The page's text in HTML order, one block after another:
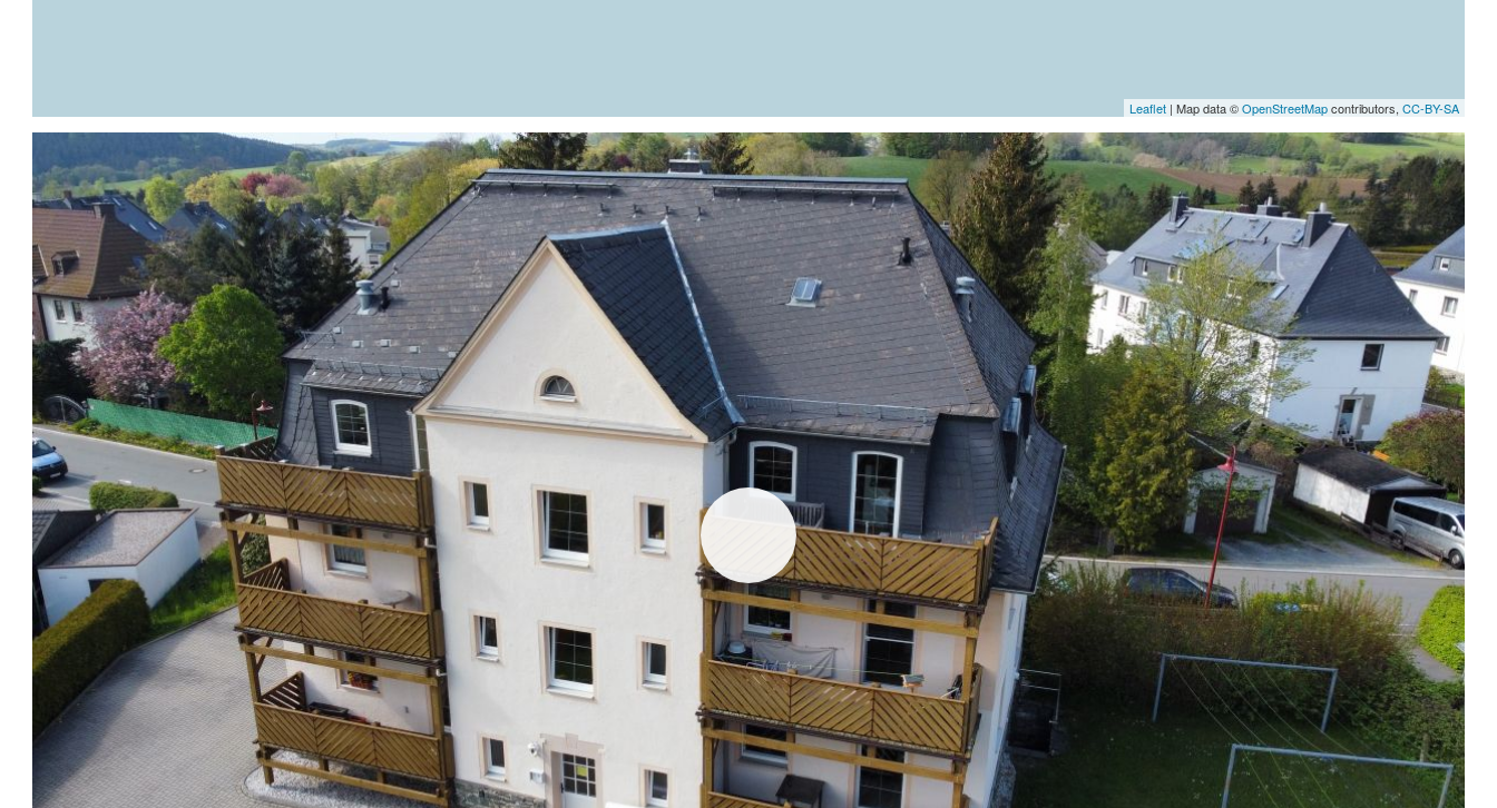
Leaflet | Map data ©OpenStreetMapcontributors, CC-BY-SA